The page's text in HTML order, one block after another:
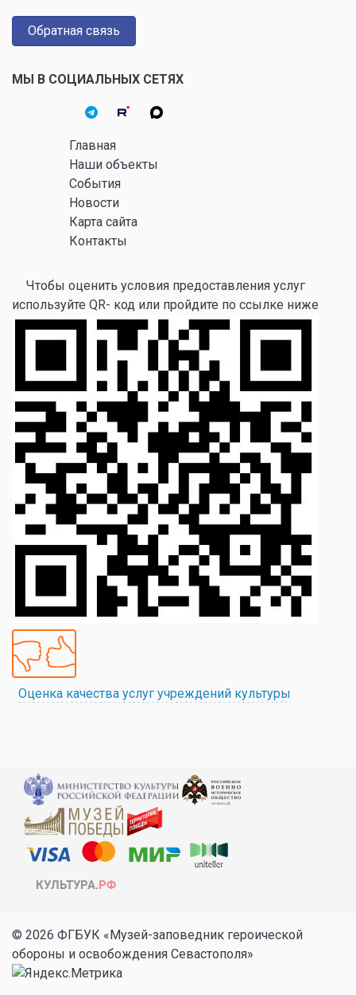
Обратная связь
МЫ В СОЦИАЛЬНЫХ СЕТЯХ
Главная
Наши объекты
События
Новости
Карта сайта
Контакты
Чтобы оценить условия предоставления услуг
используйте QR- код или пройдите по ссылке ниже
Оценка качества услуг учреждений культуры
© 2026 ФГБУК «Музей-заповедник героической
обороны и освобождения Севастополя»